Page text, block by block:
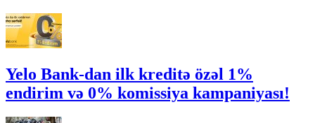
Yelo Bank-dan ilk kreditə özəl 1%
endirim və 0% komissiya kampaniyası!